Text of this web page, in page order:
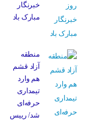
خبرنگار
مبارک باد
منطقه
آزاد قشم
هم وارد
تیمداری
حرفه‌ای
شد/ رییس